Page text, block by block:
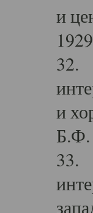
и
32.
и
Б.Ф.
33.